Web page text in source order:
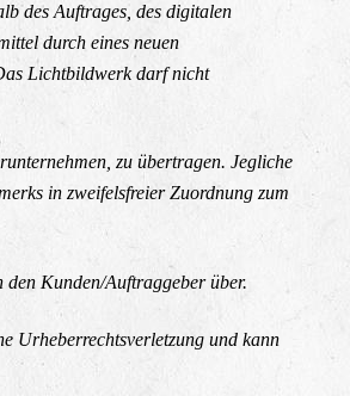
des Auftrages, des digitalen
durch eines neuen
Lichtbildwerk darf nicht
zu übertragen. Jegliche
in zweifelsfreier Zuordnung zum
Kunden/Auftraggeber über.
Urheberrechtsverletzung und kann